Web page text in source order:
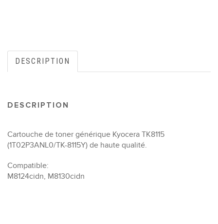
DESCRIPTION
DESCRIPTION
Cartouche de toner générique Kyocera TK8115
(1T02P3ANL0/TK-8115Y) de haute qualité.
Compatible:
M8124cidn, M8130cidn